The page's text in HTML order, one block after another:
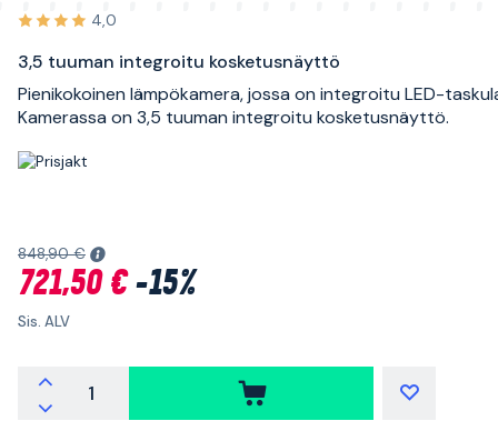
4,0
3,5 tuuman integroitu kosketusnäyttö
Pienikokoinen lämpökamera, jossa on integroitu LED-
Kamerassa on 3,5 tuuman integroitu kosketusnäyttö.
848,90 €
721,50 €-15%
Sis. ALV